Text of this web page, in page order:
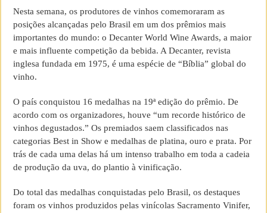
Nesta semana, os produtores de vinhos comemoraram as
posições alcançadas pelo Brasil em um dos prêmios mais
importantes do mundo: o Decanter World Wine Awards, a maior
e mais influente competição da bebida. A Decanter, revista
inglesa fundada em 1975, é uma espécie de “Bíblia” global do
vinho.
O país conquistou 16 medalhas na 19ª edição do prêmio. De
acordo com os organizadores, houve “um recorde histórico de
vinhos degustados.” Os premiados saem classificados nas
categorias Best in Show e medalhas de platina, ouro e prata. Por
trás de cada uma delas há um intenso trabalho em toda a cadeia
de produção da uva, do plantio à vinificação.
Do total das medalhas conquistadas pelo Brasil, os destaques
foram os vinhos produzidos pelas vinícolas Sacramento Vinifer,